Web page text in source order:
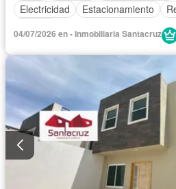
Electricidad
Estacionamiento
04/07/2026 en - Inmobiliaria Santacruz